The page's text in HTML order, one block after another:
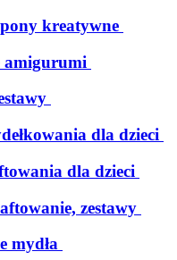
kreatywne
amigurumi
dla dzieci
dla dzieci
zestawy
mydła